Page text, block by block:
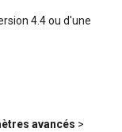
4.4 ou d'une
avancés >